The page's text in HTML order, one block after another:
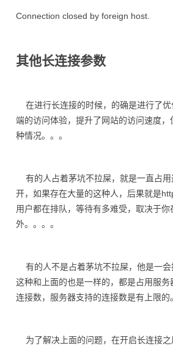
Connection closed by foreign host.
其他长连接参数
在进行长连接的时候，的确是进行了优
端的访问体验，提升了网站的访问速度
种情况。。。
有的人占着茅坑不拉屎，就是一直占用
开，如果存在大量的这种人，后果就是
用户都在排队，等待有多难受，取决于你
外。。。。
有的人不是占着茅坑不拉屎，他是一会
这种和上面的也是一样的，都是占用服
连接数，服务器支持的连接数是有上限的
为了解决上面的问题，在开启长连接之